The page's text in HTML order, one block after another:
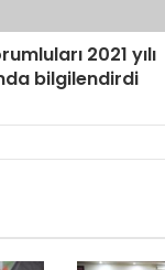
2021 yılı
bilgilendirdi